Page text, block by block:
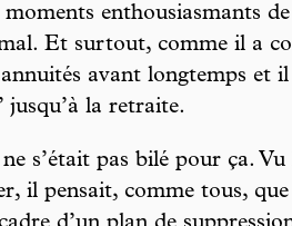
enthousiasmants
Et surtout, comme il a
avant longtemps et
jusqu’à la retraite.
s’était pas bilé pour ça. Vu
il pensait, comme tous,